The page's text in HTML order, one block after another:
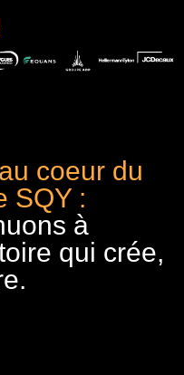
coeur du
SQY :
à
qui crée,